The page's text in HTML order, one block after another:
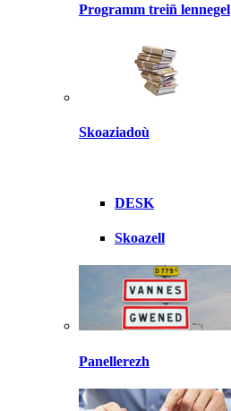
Programm treiñ lennegel
Skoaziadoù
DESK
Skoazell
Panellerezh